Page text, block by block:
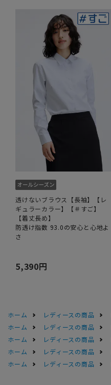
透けないブラウス【長袖】【レ
ギュラーカラー】【＃すご】
【着丈長め】
防透け指数 93.0の安心と心地よ
さ
5,390円
ホーム レディースの商品
ホーム
レディースの商品
ホーム
レディースの商品
ホーム
レディースの商品
ホーム
レディースの商品